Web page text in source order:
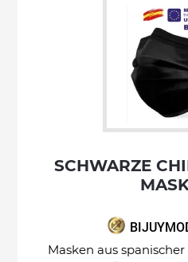
SCHWARZE CHIRURGISCHE
Masken aus